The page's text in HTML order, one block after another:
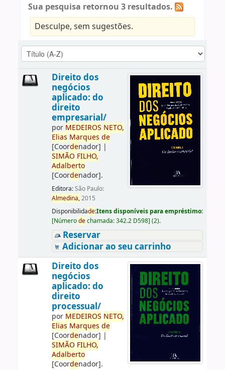
Sua pesquisa retornou 3 resultados.
Desculpe, sem sugestões.
Direito dos
negócios
aplicado: do
direito
empresarial/
por MEDEIROS NETO,
Elias Marques de
[Coordenador] |
SIMÃO FILHO,
Adalberto
[Coordenador].
Editora:São Paulo:
Almedina,2015
Disponibilidade:Itens disponíveis para empréstimo:
[Númerodechamada:342.2 D598] (2).
Reservar
Adicionar ao seu carrinho
Direito dos
negócios
aplicado: do
direito
processual/
por MEDEIROS NETO,
Elias Marques de
[Coordenador] |
SIMÃO FILHO,
Adalberto
[Coordenador].